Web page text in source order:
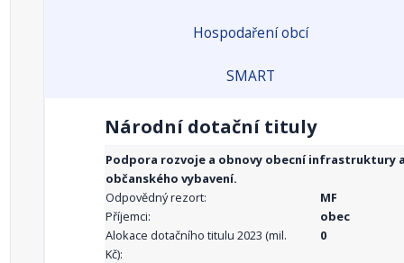
Hospodaření obcí
SMART
Národní dotační tituly
Podpora rozvoje a obnovy obecní infrastruktury
občanského vybavení.
Odpovědný rezort:
MF
Příjemci:
obec
Alokace dotačního titulu 2023 (mil.
Kč):
0